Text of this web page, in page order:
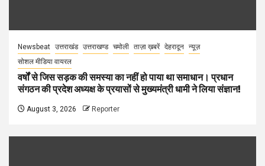
Newsbeat उत्तराखंड उत्तराखण्ड चमोली ताज़ा ख़बरें देहरादून न्यूज़
सोशल मीडिया वायरल
वर्षों से जिस सड़क की समस्या का नहीं हो पाया था समाधान। प्रधान
संगठन की प्रदेश अध्यक्ष के प्रयासों से मुख्यमंत्री धामी ने लिया संज्ञान!
August 3, 2026 Reporter